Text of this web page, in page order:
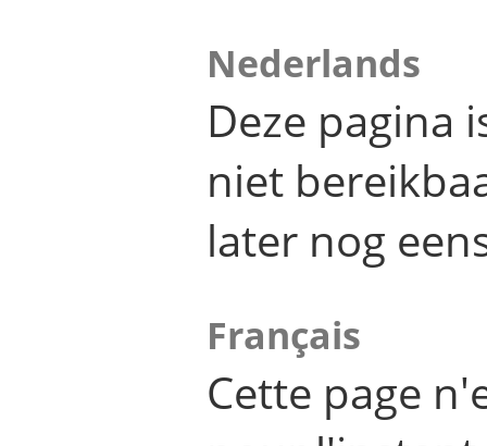
Nederlands
Deze pagina
niet
later nog
Français
Cette page